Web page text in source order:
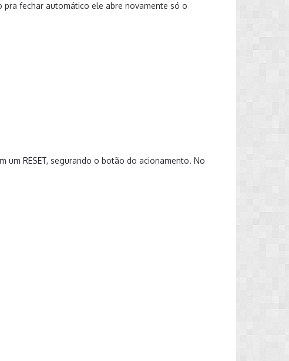
fechar automático ele abre novamente só o
um RESET, segurando o botão do acionamento. No